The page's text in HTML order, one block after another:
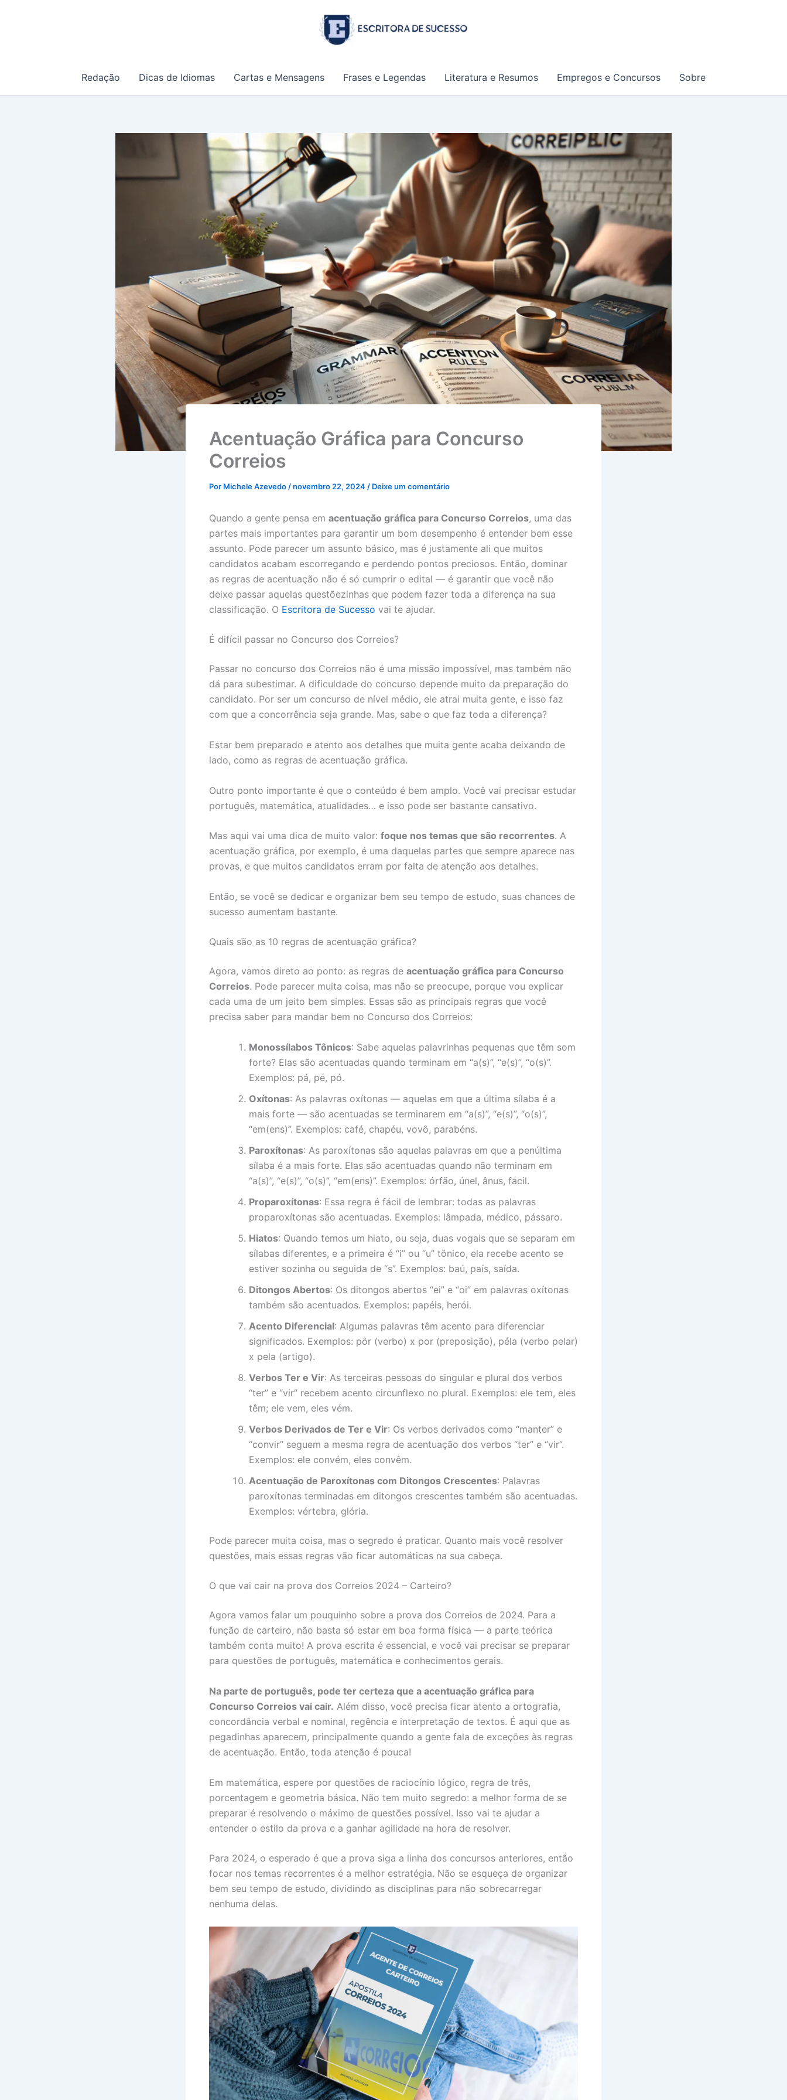
Redação Dicas de Idiomas Cartas e Mensagens Frases e Legendas Literatura e Resumos Empregos e Concursos Sobre
Acentuação Gráfica para Concurso
Correios
Por Michele Azevedo /novembro 22, 2024 / Deixe um comentário
Quando a gente pensa em acentuação gráfica para Concurso Correios, uma das
partes mais importantes para garantir um bom desempenho é entender bem esse
assunto. Pode parecer um assunto básico, mas é justamente ali que muitos
candidatos acabam escorregando e perdendo pontos preciosos. Então, dominar
as regras de acentuação não é só cumprir o edital — é garantir que você não
deixe passar aquelas questõezinhas que podem fazer toda a diferença na sua
classificação. O Escritora de Sucesso vai te ajudar.
É difícil passar no Concurso dos Correios?
Passar no concurso dos Correios não é uma missão impossível, mas também não
dá para subestimar. A dificuldade do concurso depende muito da preparação do
candidato. Por ser um concurso de nível médio, ele atrai muita gente, e isso faz
com que a concorrência seja grande. Mas, sabe o que faz toda a diferença?
Estar bem preparado e atento aos detalhes que muita gente acaba deixando de
lado, como as regras de acentuação gráfica.
Outro ponto importante é que o conteúdo é bem amplo. Você vai precisar estudar
português, matemática, atualidades… e isso pode ser bastante cansativo.
Mas aqui vai uma dica de muito valor: foque nos temas que são recorrentes. A
acentuação gráfica, por exemplo, é uma daquelas partes que sempre aparece nas
provas, e que muitos candidatos erram por falta de atenção aos detalhes.
Então, se você se dedicar e organizar bem seu tempo de estudo, suas chances de
sucesso aumentam bastante.
Quais são as 10 regras de acentuação gráfica?
Agora, vamos direto ao ponto: as regras de acentuação gráfica para Concurso
Correios. Pode parecer muita coisa, mas não se preocupe, porque vou explicar
cada uma de um jeito bem simples. Essas são as principais regras que você
precisa saber para mandar bem no Concurso dos Correios:
Monossílabos Tônicos: Sabe aquelas palavrinhas pequenas que têm som
forte? Elas são acentuadas quando terminam em “a(s)”, “e(s)”, “o(s)”.
Exemplos: pá, pé, pó.
Oxítonas: As palavras oxítonas — aquelas em que a última sílaba é a
mais forte — são acentuadas se terminarem em “a(s)”, “e(s)”, “o(s)”,
“em(ens)”. Exemplos: café, chapéu, vovô, parabéns.
Paroxítonas: As paroxítonas são aquelas palavras em que a penúltima
sílaba é a mais forte. Elas são acentuadas quando não terminam em
“a(s)”, “e(s)”, “o(s)”, “em(ens)”. Exemplos: órfão, únel, ânus, fácil.
Proparoxítonas: Essa regra é fácil de lembrar: todas as palavras
proparoxítonas são acentuadas. Exemplos: lâmpada, médico, pássaro.
Hiatos: Quando temos um hiato, ou seja, duas vogais que se separam em
sílabas diferentes, e a primeira é “i” ou “u” tônico, ela recebe acento se
estiver sozinha ou seguida de “s”. Exemplos: baú, país, saída.
Ditongos Abertos: Os ditongos abertos “ei” e “oi” em palavras oxítonas
também são acentuados. Exemplos: papéis, herói.
Acento Diferencial: Algumas palavras têm acento para diferenciar
significados. Exemplos: pôr (verbo) x por (preposição), péla (verbo pelar)
x pela (artigo).
Verbos Ter e Vir: As terceiras pessoas do singular e plural dos verbos
“ter” e “vir” recebem acento circunflexo no plural. Exemplos: ele tem, eles
têm; ele vem, eles vém.
Verbos Derivados de Ter e Vir: Os verbos derivados como “manter” e
“convir” seguem a mesma regra de acentuação dos verbos “ter” e “vir”.
Exemplos: ele convém, eles convêm.
Acentuação de Paroxítonas com Ditongos Crescentes: Palavras
paroxítonas terminadas em ditongos crescentes também são acentuadas.
Exemplos: vértebra, glória.
Pode parecer muita coisa, mas o segredo é praticar. Quanto mais você resolver
questões, mais essas regras vão ficar automáticas na sua cabeça.
O que vai cair na prova dos Correios 2024 – Carteiro?
Agora vamos falar um pouquinho sobre a prova dos Correios de 2024. Para a
função de carteiro, não basta só estar em boa forma física — a parte teórica
também conta muito! A prova escrita é essencial, e você vai precisar se preparar
para questões de português, matemática e conhecimentos gerais.
Na parte de português, pode ter certeza que a acentuação gráfica para
Concurso Correios vai cair. Além disso, você precisa ficar atento a ortografia,
concordância verbal e nominal, regência e interpretação de textos. É aqui que as
pegadinhas aparecem, principalmente quando a gente fala de exceções às regras
de acentuação. Então, toda atenção é pouca!
Em matemática, espere por questões de raciocínio lógico, regra de três,
porcentagem e geometria básica. Não tem muito segredo: a melhor forma de se
preparar é resolvendo o máximo de questões possível. Isso vai te ajudar a
entender o estilo da prova e a ganhar agilidade na hora de resolver.
Para 2024, o esperado é que a prova siga a linha dos concursos anteriores, então
focar nos temas recorrentes é a melhor estratégia. Não se esqueça de organizar
bem seu tempo de estudo, dividindo as disciplinas para não sobrecarregar
nenhuma delas.